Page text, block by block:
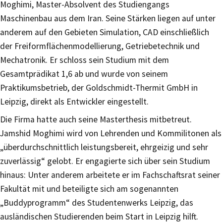
Moghimi, Master-Absolvent des Studiengangs
Maschinenbau aus dem Iran. Seine Stärken liegen auf unter
anderem auf den Gebieten Simulation, CAD einschließlich
der Freiformflächenmodellierung, Getriebetechnik und
Mechatronik. Er schloss sein Studium mit dem
Gesamtprädikat 1,6 ab und wurde von seinem
Praktikumsbetrieb, der Goldschmidt-Thermit GmbH in
Leipzig, direkt als Entwickler eingestellt.
Die Firma hatte auch seine Masterthesis mitbetreut.
Jamshid Moghimi wird von Lehrenden und Kommilitonen als
„überdurchschnittlich leistungsbereit, ehrgeizig und sehr
zuverlässig“ gelobt. Er engagierte sich über sein Studium
hinaus: Unter anderem arbeitete er im Fachschaftsrat seiner
Fakultät mit und beteiligte sich am sogenannten
„Buddyprogramm“ des Studentenwerks Leipzig, das
ausländischen Studierenden beim Start in Leipzig hilft.